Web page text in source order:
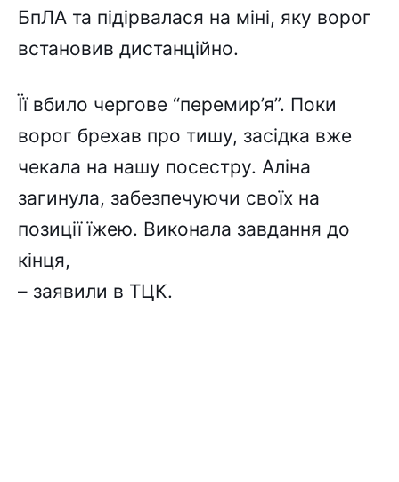
БпЛА та підірвалася на міні, яку ворог
встановив дистанційно.
Її вбило чергове “перемир’я”. Поки
ворог брехав про тишу, засідка вже
чекала на нашу посестру. Аліна
загинула, забезпечуючи своїх на
позиції їжею. Виконала завдання до
кінця,
– заявили в ТЦК.